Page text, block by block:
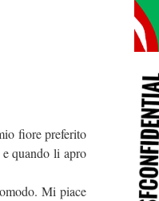
fiore preferito
quando li apro
Mi piace